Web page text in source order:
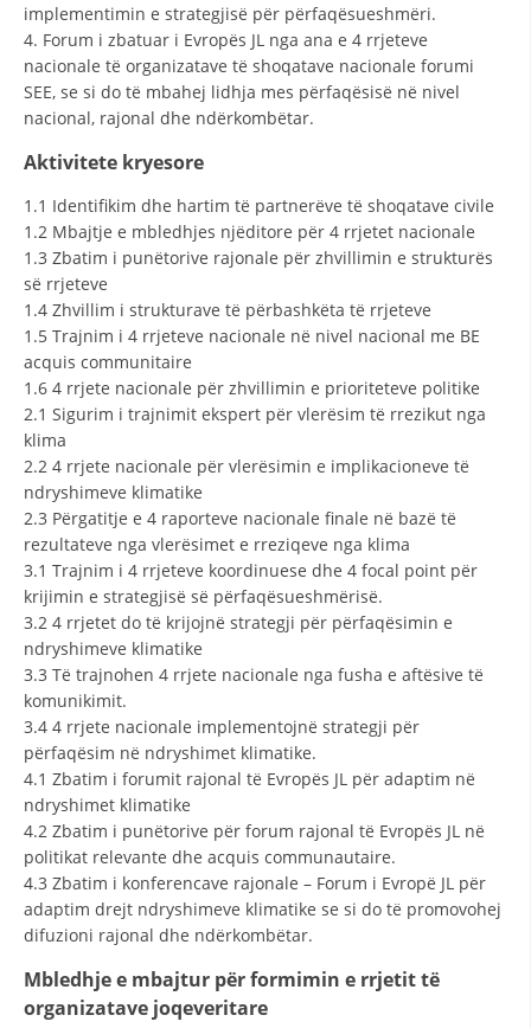
implementimin e strategjisë për përfaqësueshmëri.
4. Forum i zbatuar i Evropës JL nga ana e 4 rrjeteve
nacionale të organizatave të shoqatave nacionale forumi
SEE, se si do të mbahej lidhja mes përfaqësisë në nivel
nacional, rajonal dhe ndërkombëtar.
Aktivitete kryesore
1.1 Identifikim dhe hartim të partnerëve të shoqatave civile
1.2 Mbajtje e mbledhjes njëditore për 4 rrjetet nacionale
1.3 Zbatim i punëtorive rajonale për zhvillimin e strukturës
së rrjeteve
1.4 Zhvillim i strukturave të përbashkëta të rrjeteve
1.5 Trajnim i 4 rrjeteve nacionale në nivel nacional me BE
acquis communitaire
1.6 4 rrjete nacionale për zhvillimin e prioriteteve politike
2.1 Sigurim i trajnimit ekspert për vlerësim të rrezikut nga
klima
2.2 4 rrjete nacionale për vlerësimin e implikacioneve të
ndryshimeve klimatike
2.3 Përgatitje e 4 raporteve nacionale finale në bazë të
rezultateve nga vlerësimet e rreziqeve nga klima
3.1 Trajnim i 4 rrjeteve koordinuese dhe 4 focal point për
krijimin e strategjisë së përfaqësueshmërisë.
3.2 4 rrjetet do të krijojnë strategji për përfaqësimin e
ndryshimeve klimatike
3.3 Të trajnohen 4 rrjete nacionale nga fusha e aftësive të
komunikimit.
3.4 4 rrjete nacionale implementojnë strategji për
përfaqësim në ndryshimet klimatike.
4.1 Zbatim i forumit rajonal të Evropës JL për adaptim në
ndryshimet klimatike
4.2 Zbatim i punëtorive për forum rajonal të Evropës JL në
politikat relevante dhe acquis communautaire.
4.3 Zbatim i konferencave rajonale – Forum i Evropë JL për
adaptim drejt ndryshimeve klimatike se si do të promovohej
difuzioni rajonal dhe ndërkombëtar.
Mbledhje e mbajtur për formimin e rrjetit të
organizatave joqeveritare